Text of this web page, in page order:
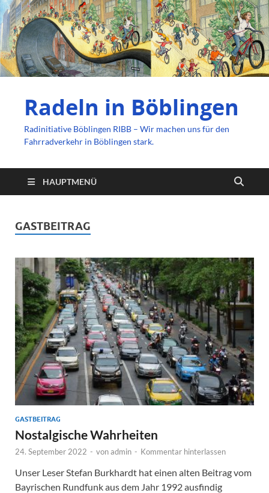
Radeln in Böblingen
Radinitiative Böblingen RIBB – Wir machen uns für den
Fahrradverkehr in Böblingen stark.
HAUPTMENÜ
GASTBEITRAG
GASTBEITRAG
Nostalgische Wahrheiten
24. September 2022 - vonadmin - Kommentar hinterlassen
Unser Leser Stefan Burkhardt hat einen alten Beitrag vom
Bayrischen Rundfunk aus dem Jahr 1992 ausfindig